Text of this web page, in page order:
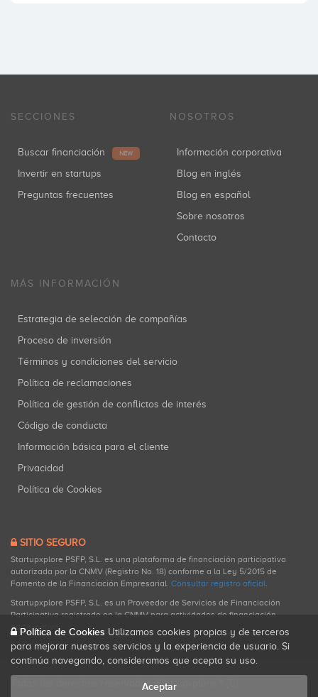
SECCIONES
Buscar financiación NEW
Invertir en startups
Preguntas frecuentes
NOSOTROS
Información corporativa
Blog en inglés
Blog en español
Sobre nosotros
Contacto
MÁS INFORMACIÓN
Estrategia de selección de compañías
Proceso de inversión
Términos y condiciones del servicio
Política de reclamaciones
Política de gestión de conflictos de interés
Código de conducta
Información básica para el cliente
Privacidad
Política de Cookies
SITIO SEGURO
Startupxplore PSFP, S.L. es una plataforma de financiación participativa
autorizada por la CNMV (Registro No. 18) conforme a la Ley 5/2015 de
Fomento de la Financiación Empresarial. Consultar registro oficial.
Startupxplore PSFP, S.L. es un Proveedor de Servicios de Financiación
Participativa registrado en la CNMV para actividades de financiación
participativa.
Todos los derechos reservados. Startupxplore ® {0}.
Política de Cookies Utilizamos cookies propias y de terceros
para mejorar nuestros servicios y la experiencia de usuario. Si
continúa navegando, consideramos que acepta su uso.
Aceptar